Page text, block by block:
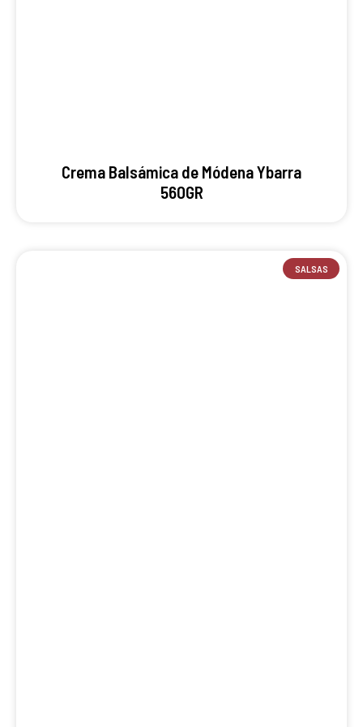
Crema Balsámica de Módena Ybarra
560GR
SALSAS